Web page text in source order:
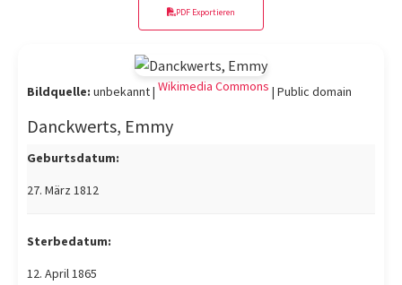
PDF Exportieren
Danckwerts, Emmy
Geburtsdatum:
27. März 1812
Sterbedatum:
12. April 1865
Bildquelle: unbekannt | Wikimedia Commons | Public domain